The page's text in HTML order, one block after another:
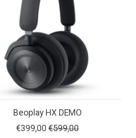
Beoplay HX DEMO
€399,00 €599,00